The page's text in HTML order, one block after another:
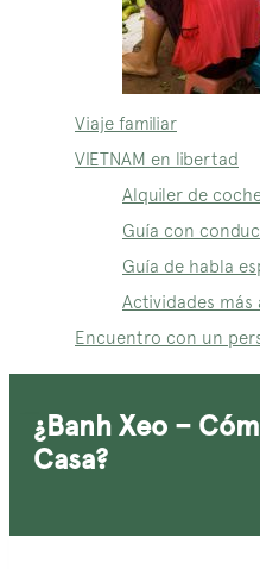
Viaje familiar
VIETNAM en libertad
Alquiler de
Guía con
Guía de habla
Actividades más
Encuentro con un
¿Banh Xeo –
Casa?